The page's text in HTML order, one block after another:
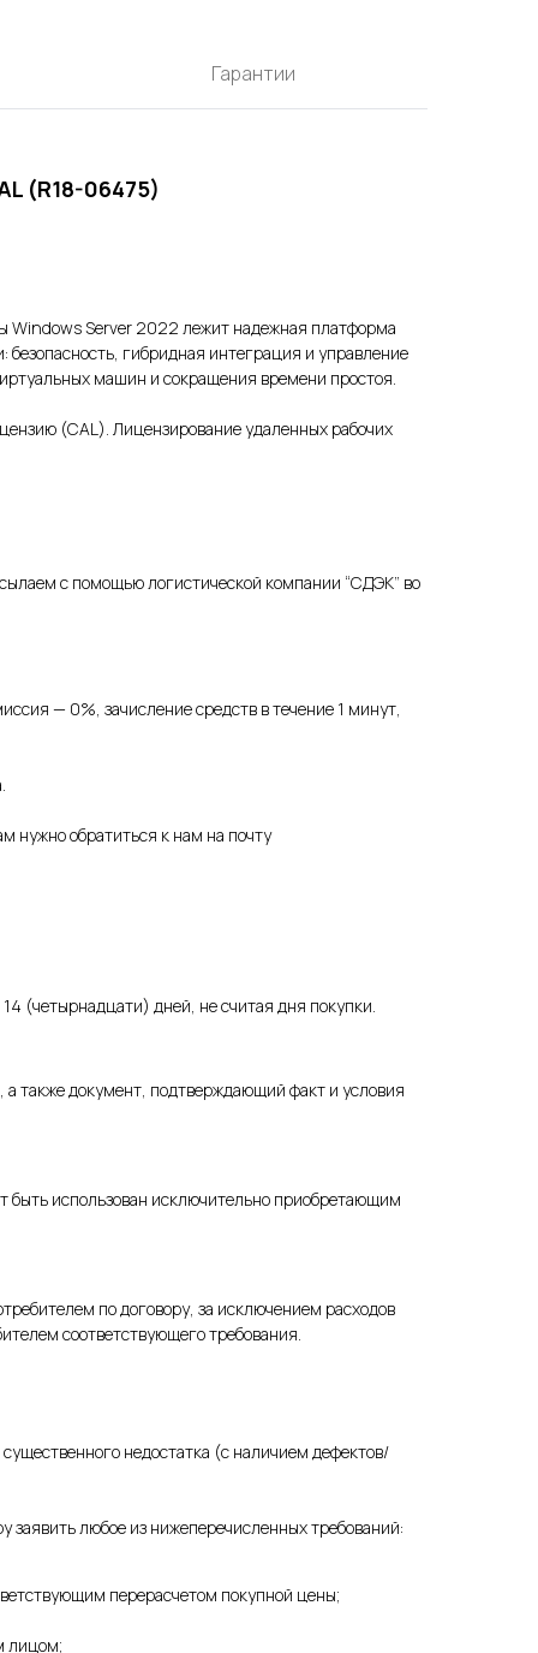
Гарантии
(R18-06475)
Windows Server 2022 лежит надежная платформа
гибридная интеграция и управление
машин и сокращения времени простоя.
(CAL). Лицензирование удаленных рабочих
с помощью логистической компании “СДЭК” во
— 0%, зачисление средств в течение 1 минут,
нужно обратиться к нам на почту
(четырнадцати) дней, не считая дня покупки.
а также документ, подтверждающий факт и условия
быть использован исключительно приобретающим
по договору, за исключением расходов
соответствующего требования.
недостатка (с наличием дефектов/
заявить любое из нижеперечисленных требований:
перерасчетом покупной цены;
лицом;